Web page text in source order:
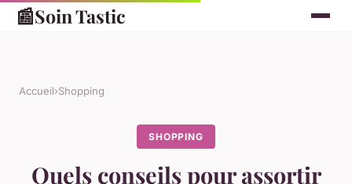
📰Soin Tastic
Accueil›Shopping
SHOPPING
Quels conseils pour assortir